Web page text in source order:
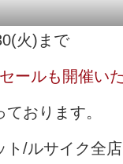
火)まで
セールも開催い
おります。
/ルサイク全